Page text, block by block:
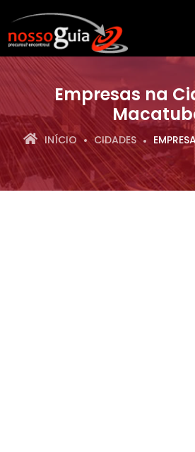
Empresas na
INÍCIO CIDADES